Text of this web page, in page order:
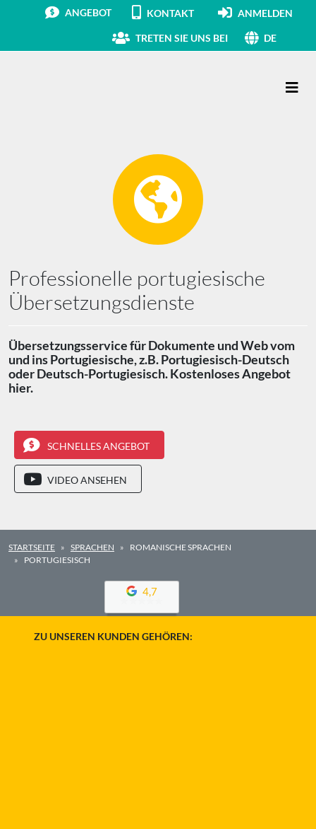
ANGEBOT KONTAKT ANMELDEN
TRETEN SIE UNS BEI DE
Professionelle portugiesische
Übersetzungsdienste
Übersetzungsservice für Dokumente und Web vom
und ins Portugiesische, z.B. Portugiesisch-Deutsch
oder Deutsch-Portugiesisch. Kostenloses Angebot
hier.
SCHNELLES ANGEBOT
VIDEO ANSEHEN
STARTSEITE SPRACHEN
ROMANISCHE SPRACHEN
PORTUGIESISCH
4,7
ZU UNSEREN KUNDEN GEHÖREN: